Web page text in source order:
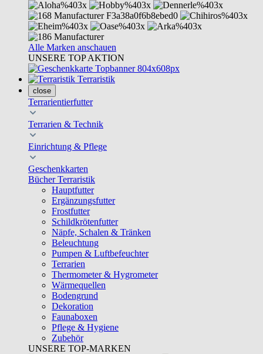
Alle Marken anschauen
UNSERE TOP AKTION
Terraristik
close
Terrarientierfutter
Terrarien & Technik
Einrichtung & Pflege
Geschenkkarten
Bücher Terraristik
Hauptfutter
Ergänzungsfutter
Frostfutter
Schildkrötenfutter
Näpfe, Schalen & Tränken
Beleuchtung
Pumpen & Luftbefeuchter
Terrarien
Thermometer & Hygrometer
Wärmequellen
Bodengrund
Dekoration
Faunaboxen
Pflege & Hygiene
Zubehör
UNSERE TOP-MARKEN